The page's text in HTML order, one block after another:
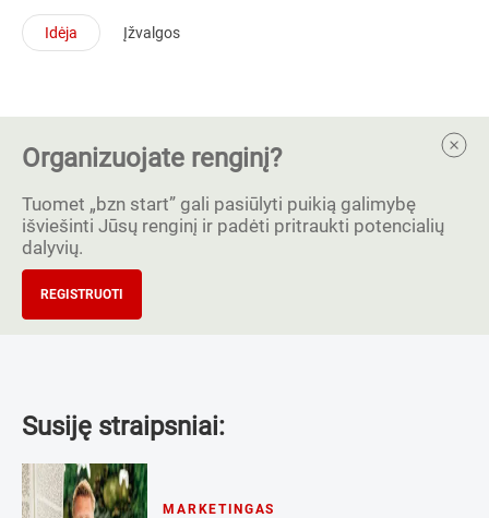
Idėja Įžvalgos
Organizuojate renginį?
Tuomet „bzn start” gali pasiūlyti puikią galimybę
išviešinti Jūsų renginį ir padėti pritraukti potencialių
dalyvių.
REGISTRUOTI
Susiję straipsniai:
MARKETINGAS